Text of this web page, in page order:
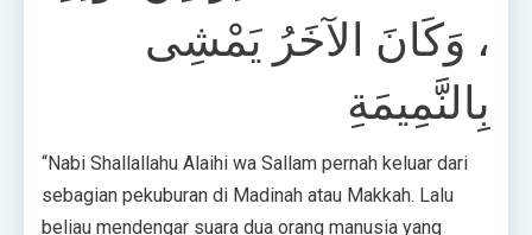
، وَكَانَ الآخَرُ يَمْشِى
بِالنَّمِيمَةِ
“Nabi Shallallahu Alaihi wa Sallam pernah keluar dari
sebagian pekuburan di Madinah atau Makkah. Lalu
beliau mendengar suara dua orang manusia yang